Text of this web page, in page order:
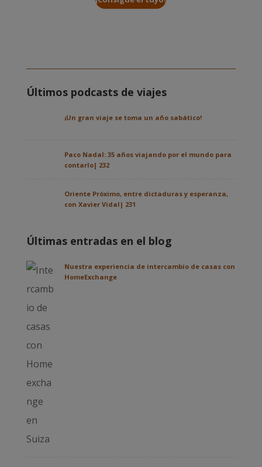
Últimos podcasts de viajes
¡Un gran viaje se toma un año sabático!
Paco Nadal: 35 años viajando por el mundo para
contarlo| 232
Oriente Próximo, entre dictaduras y esperanza,
con Xavier Vidal| 231
Últimas entradas en el blog
Nuestra experiencia de intercambio de casas con
HomeExchange